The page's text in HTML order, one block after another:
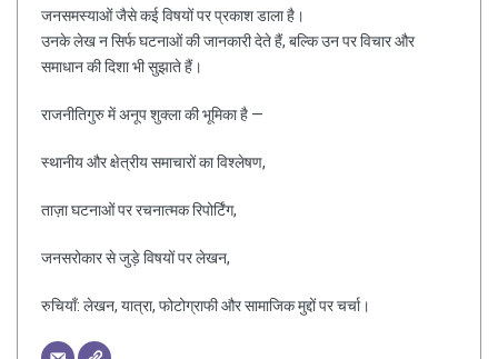
जनसमस्याओं जैसे कई विषयों पर प्रकाश डाला है।
उनके लेख न सिर्फ घटनाओं की जानकारी देते हैं, बल्कि उन पर विचार और
समाधान की दिशा भी सुझाते हैं।
राजनीतिगुरु में अनूप शुक्ला की भूमिका है —
स्थानीय और क्षेत्रीय समाचारों का विश्लेषण,
ताज़ा घटनाओं पर रचनात्मक रिपोर्टिंग,
जनसरोकार से जुड़े विषयों पर लेखन,
रुचियाँ: लेखन, यात्रा, फोटोग्राफी और सामाजिक मुद्दों पर चर्चा।